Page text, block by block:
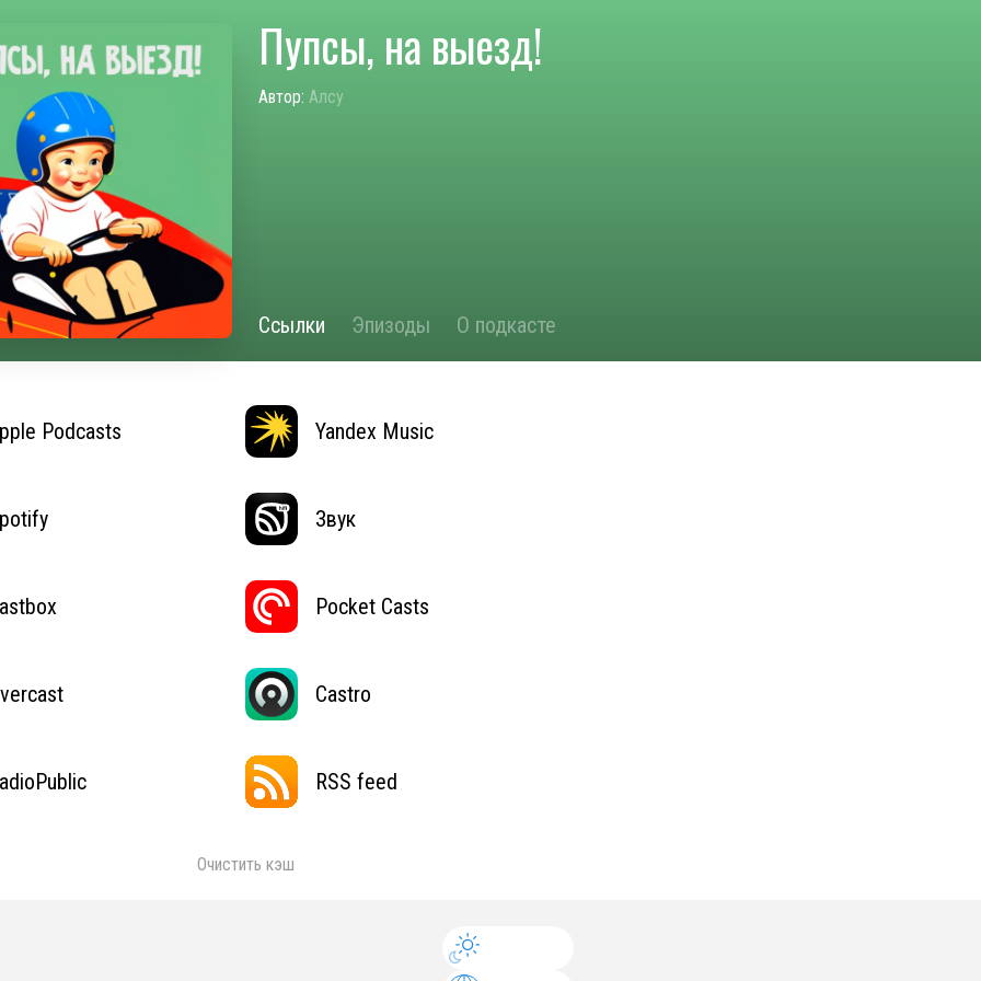
Пупсы, на выезд!
Автор: Алсу
Ссылки Эпизоды О подкасте
Podcasts Yandex Music
Звук
Pocket Casts
Castro
RSS feed
Очистить кэш